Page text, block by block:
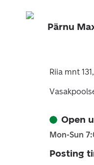
Pärnu
Riia mnt
Open
Mon-Sun
Posting